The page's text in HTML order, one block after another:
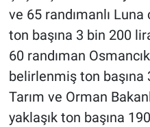
ve 65 randımanlı
ton başına 3 bin 200
60 randıman
belirlenmiş ton başına
Tarım ve Orman
yaklaşık ton başına